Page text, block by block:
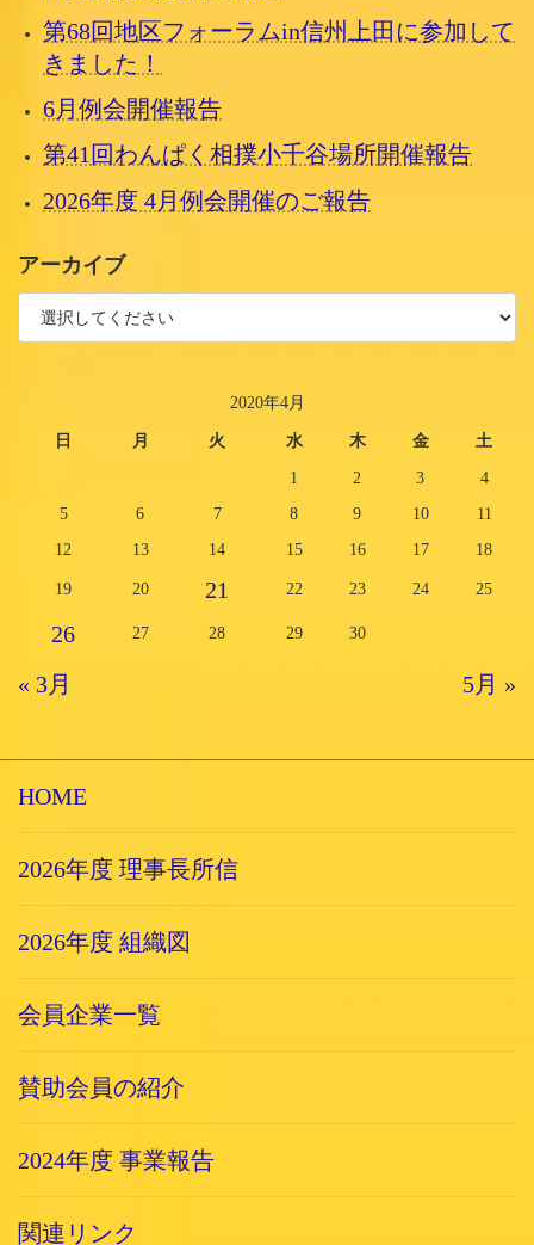
第68回地区フォーラムin信州上田に参加して
きました！
6月例会開催報告
第41回わんぱく相撲小千谷場所開催報告
2026年度 4月例会開催のご報告
アーカイブ
2020年4月
日 月 火 水 木 金 土
1 2 3
4
5
6 7 8 9 10
11
12
13 14 15 16 17 18
19 20 21 22 23 24 25
26 27 28 29 30
« 3月 5月 »
HOME
2026年度 理事長所信
2026年度 組織図
会員企業一覧
賛助会員の紹介
2024年度 事業報告
関連リンク